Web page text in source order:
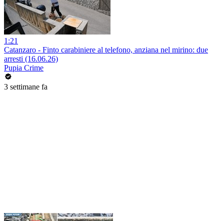
1:21
Catanzaro - Finto carabiniere al telefono, anziana nel mirino: due
arresti (16.06.26)
Pupia Crime
3 settimane fa